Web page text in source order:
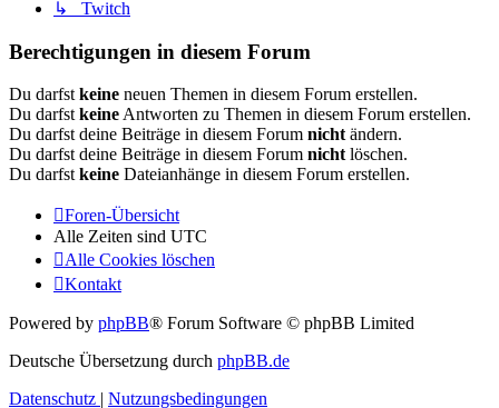
↳ Twitch
Berechtigungen in diesem Forum
Du darfst keine neuen Themen in diesem Forum erstellen.
Du darfst keine Antworten zu Themen in diesem Forum erstellen.
Du darfst deine Beiträge in diesem Forum nicht ändern.
Du darfst deine Beiträge in diesem Forum nicht löschen.
Du darfst keine Dateianhänge in diesem Forum erstellen.
Foren-Übersicht
Alle Zeiten sind UTC
Alle Cookies löschen
Kontakt
Powered by phpBB® Forum Software © phpBB Limited
Deutsche Übersetzung durch phpBB.de
Datenschutz | Nutzungsbedingungen